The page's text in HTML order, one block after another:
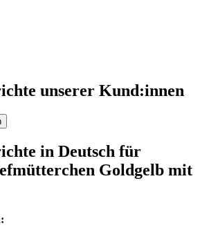
unserer Kund:innen
in Deutsch für
Goldgelb mit